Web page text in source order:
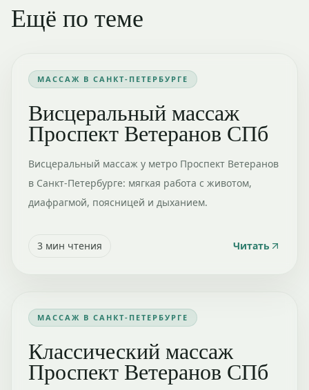
Ещё по теме
МАССАЖ В САНКТ-ПЕТЕРБУРГЕ
Висцеральный массаж
Проспект Ветеранов СПб
Висцеральный массаж у метро Проспект Ветеранов
в Санкт-Петербурге: мягкая работа с животом,
диафрагмой, поясницей и дыханием.
3 мин чтения Читать
МАССАЖ В САНКТ-ПЕТЕРБУРГЕ
Классический массаж
Проспект Ветеранов СПб